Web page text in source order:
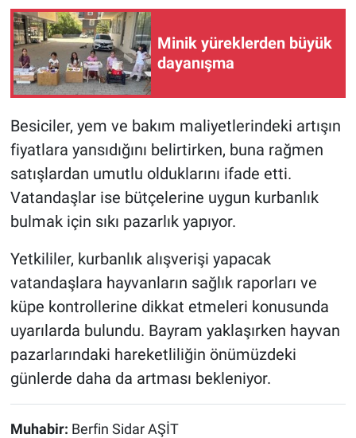
Minik yüreklerden büyük
dayanışma
Besiciler, yem ve bakım maliyetlerindeki artışın
fiyatlara yansıdığını belirtirken, buna rağmen
satışlardan umutlu olduklarını ifade etti.
Vatandaşlar ise bütçelerine uygun kurbanlık
bulmak için sıkı pazarlık yapıyor.
Yetkililer, kurbanlık alışverişi yapacak
vatandaşlara hayvanların sağlık raporları ve
küpe kontrollerine dikkat etmeleri konusunda
uyarılarda bulundu. Bayram yaklaşırken hayvan
pazarlarındaki hareketliliğin önümüzdeki
günlerde daha da artması bekleniyor.
Muhabir: Berfin Sidar AŞİT